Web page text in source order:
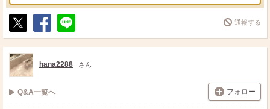
ポ
ス
ト
シ
ェ
送
る
通報する
hana2288 さん
Q&A一覧へ フォロー